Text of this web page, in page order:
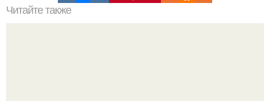
Читайте также